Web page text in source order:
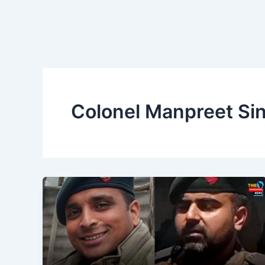
Colonel Manpreet